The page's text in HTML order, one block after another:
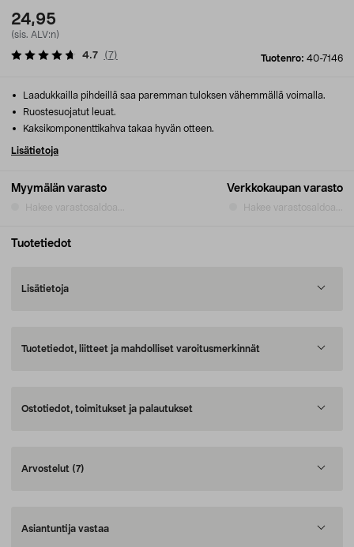
24,95
(sis. ALV:n)
Tuotenro: 40-7146
4.7 (7)
Myymälän varasto
Hakee varastosaldoa...
Verkkokaupan varasto
Hakee varastosaldoa...
Laadukkailla pihdeillä saa paremman tuloksen vähemmällä voimalla.
Ruostesuojatut leuat.
Kaksikomponenttikahva takaa hyvän otteen.
Lisätietoja
Tuotetiedot
Lisätietoja
Tuotetiedot, liitteet ja mahdolliset varoitusmerkinnät
Ostotiedot, toimitukset ja palautukset
Arvostelut (7)
Asiantuntija vastaa